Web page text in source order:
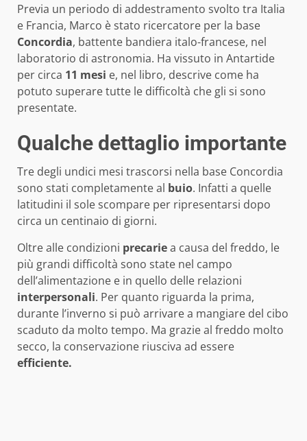
Previa un periodo di addestramento svolto tra Italia
e Francia, Marco è stato ricercatore per la base
Concordia, battente bandiera italo-francese, nel
laboratorio di astronomia. Ha vissuto in Antartide
per circa 11 mesi e, nel libro, descrive come ha
potuto superare tutte le difficoltà che gli si sono
presentate.
Qualche dettaglio importante
Tre degli undici mesi trascorsi nella base Concordia
sono stati completamente al buio. Infatti a quelle
latitudini il sole scompare per ripresentarsi dopo
circa un centinaio di giorni.
Oltre alle condizioni precariea causa del freddo, le
più grandi difficoltà sono state nel campo
dell’alimentazione e in quello delle relazioni
interpersonali. Per quanto riguarda la prima,
durante l’inverno si può arrivare a mangiare del cibo
scaduto da molto tempo. Ma grazie al freddo molto
secco, la conservazione riusciva ad essere
efficiente.